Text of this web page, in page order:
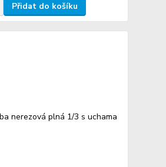
Přidat do košíku